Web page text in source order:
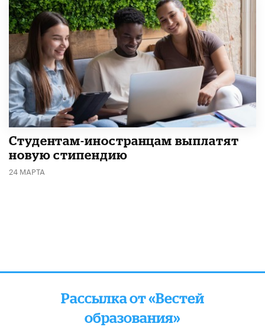
Студентам-иностранцам выплатят
новую стипендию
24 МАРТА
Рассылка от «Вестей
образования»